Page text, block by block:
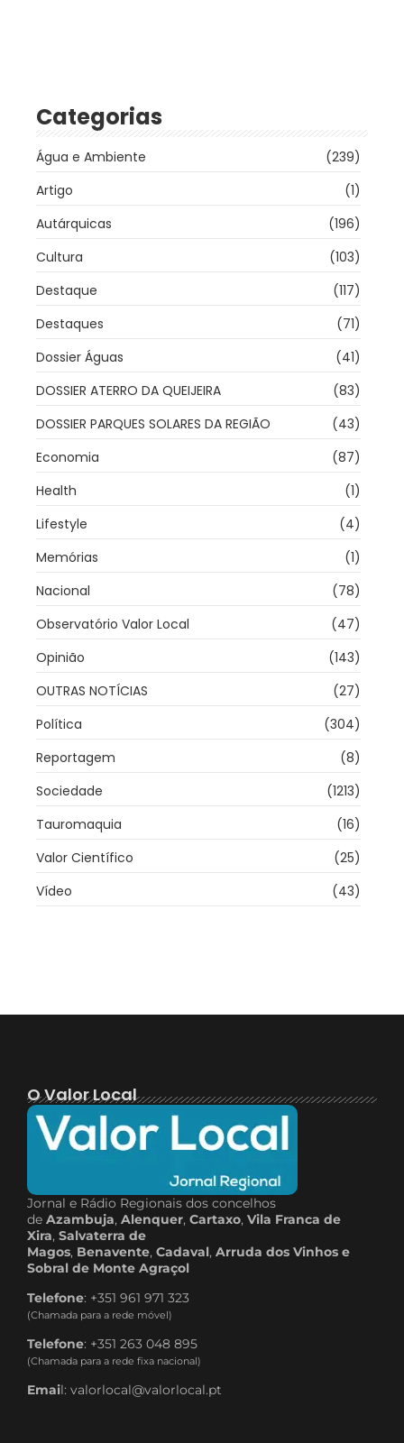
Categorias
Água e Ambiente
(239)
Artigo
(1)
Autárquicas
(196)
Cultura
(103)
Destaque
(117)
Destaques
(71)
Dossier Águas
(41)
DOSSIER ATERRO DA QUEIJEIRA
(83)
DOSSIER PARQUES SOLARES DA REGIÃO
(43)
Economia
(87)
Health
(1)
Lifestyle
(4)
Memórias
(1)
Nacional
(78)
Observatório Valor Local
(47)
Opinião
(143)
OUTRAS NOTÍCIAS
(27)
Política
(304)
Reportagem
(8)
Sociedade
(1213)
Tauromaquia
(16)
Valor Científico
(25)
Vídeo
(43)
O Valor Local
Jornal e Rádio Regionais dos concelhos
de Azambuja, Alenquer, Cartaxo, Vila Franca de
Xira, Salvaterra de
Magos, Benavente, Cadaval, Arruda dos Vinhos e
Sobral de Monte Agraçol
Telefone: +351 961 971 323
(Chamada para a rede móvel)
Telefone: +351 263 048 895
(Chamada para a rede fixa nacional)
Email: valorlocal@valorlocal.pt